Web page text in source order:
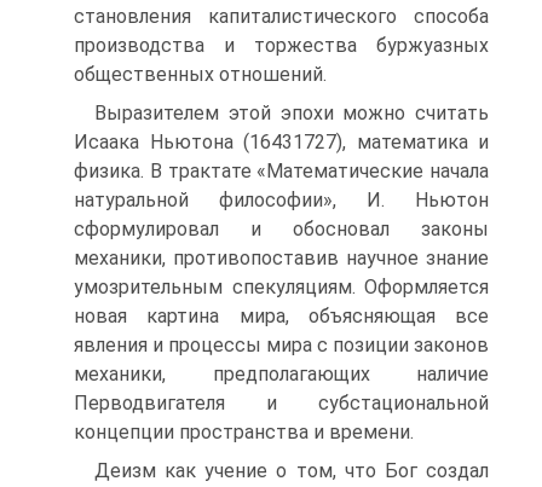
становления капиталистического способа
производства и торжества буржуазных
общественных отношений.
Выразителем этой эпохи можно считать
Исаака Ньютона (16431727), математика и
физика. В трактате «Математические начала
натуральной философии», И. Ньютон
сформулировал и обосновал законы
механики, противопоставив научное знание
умозрительным спекуляциям. Оформляется
новая картина мира, объясняющая все
явления и процессы мира с позиции законов
механики, предполагающих наличие
Перводвигателя и субстациональной
концепции пространства и времени.
Деизм как учение о том, что Бог создал